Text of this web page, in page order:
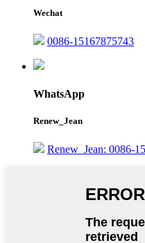
Wechat
0086-15167875743
WhatsApp
Renew_Jean
Renew_Jean: 0086-